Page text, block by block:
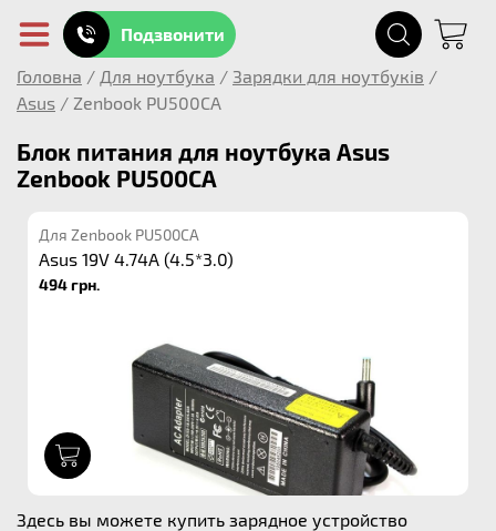
Подзвонити
Головна / Для ноутбука / Зарядки для ноутбуків /
Asus / Zenbook PU500CA
Блок питания для ноутбука Asus
Zenbook PU500CA
Для Zenbook PU500CA
Asus 19V 4.74A (4.5*3.0)
494 грн.
Здесь вы можете купить зарядное устройство